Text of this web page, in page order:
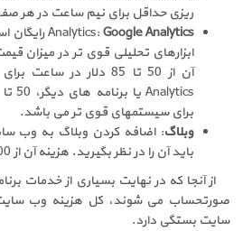
ریزی حداقل برای نیم ساعت در هر
Analytics:Google Analytics
ابزارهای تحلیلی قوی تر در میزان
برای سیستمهای قوی تر می باشد.
وبلاگ: اضافه کردن وبلاگ به وب
باید آن را در نظر بگیرید. هزینه آن از 500 تا 2500 دلار است.
از آنجا که در نهایت بسیاری از خدمات
صورتحساب می شوند، کل هزینه وب سایت
سایت بستگی دارد.